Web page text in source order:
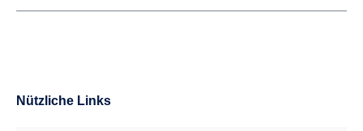
Nützliche Links